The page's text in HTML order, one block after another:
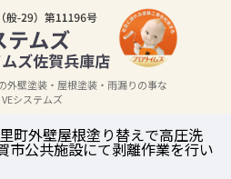
外壁塗装・屋根塗装・雨漏りの事な
VEシステムズ
町外壁屋根塗り替えで高圧洗
市公共施設にて剥離作業を行い